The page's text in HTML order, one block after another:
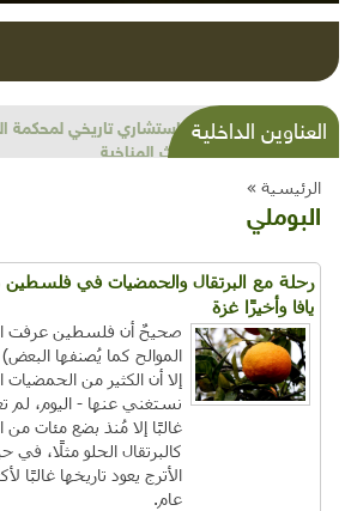
العناوين الداخليةشذرات بيئية وتنموية...بنية
وحاكورة ونوبل وزيتون
الرئيسية »
البوملي
رحلة مع البرتقال والحمضيات في فلسطين
يافا وأخيرًا غزة
صحيحٌ أن فلسطين عرفت
الموالح كما يُصنفها
إلا أن الكثير من الحمضيات
نستغني عنها - اليوم، لم
غالبًا إلا مُنذ بضع مئات من
كالبرتقال الحلو مثلًا، في
عام.